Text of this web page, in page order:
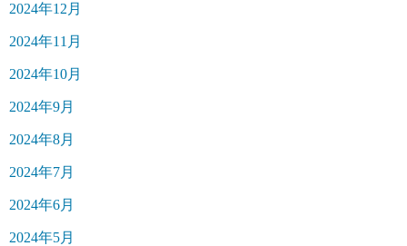
2024年12月
2024年11月
2024年10月
2024年9月
2024年8月
2024年7月
2024年6月
2024年5月